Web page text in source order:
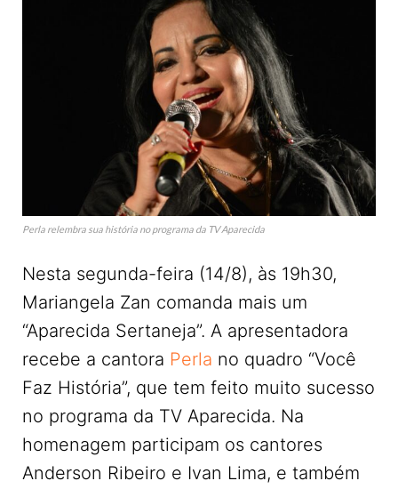
Perla relembra sua história no programa da TV Aparecida
Nesta segunda-feira (14/8), às 19h30,
Mariangela Zan comanda mais um
“Aparecida Sertaneja”. A apresentadora
recebe a cantora Perla no quadro “Você
Faz História”, que tem feito muito sucesso
no programa da TV Aparecida. Na
homenagem participam os cantores
Anderson Ribeiro e Ivan Lima, e também